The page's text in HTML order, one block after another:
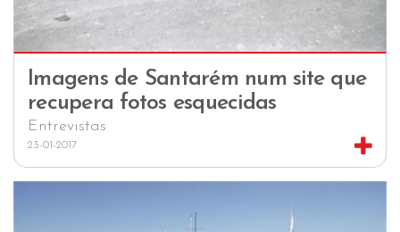
Imagens de Santarém num site que
recupera fotos esquecidas
Entrevistas
23-01-2017